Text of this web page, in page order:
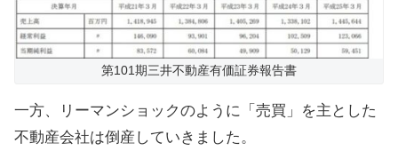
第101期三井不動産有価証券報告書
一方、リーマンショックのように「売買」を主とした
不動産会社は倒産していきました。